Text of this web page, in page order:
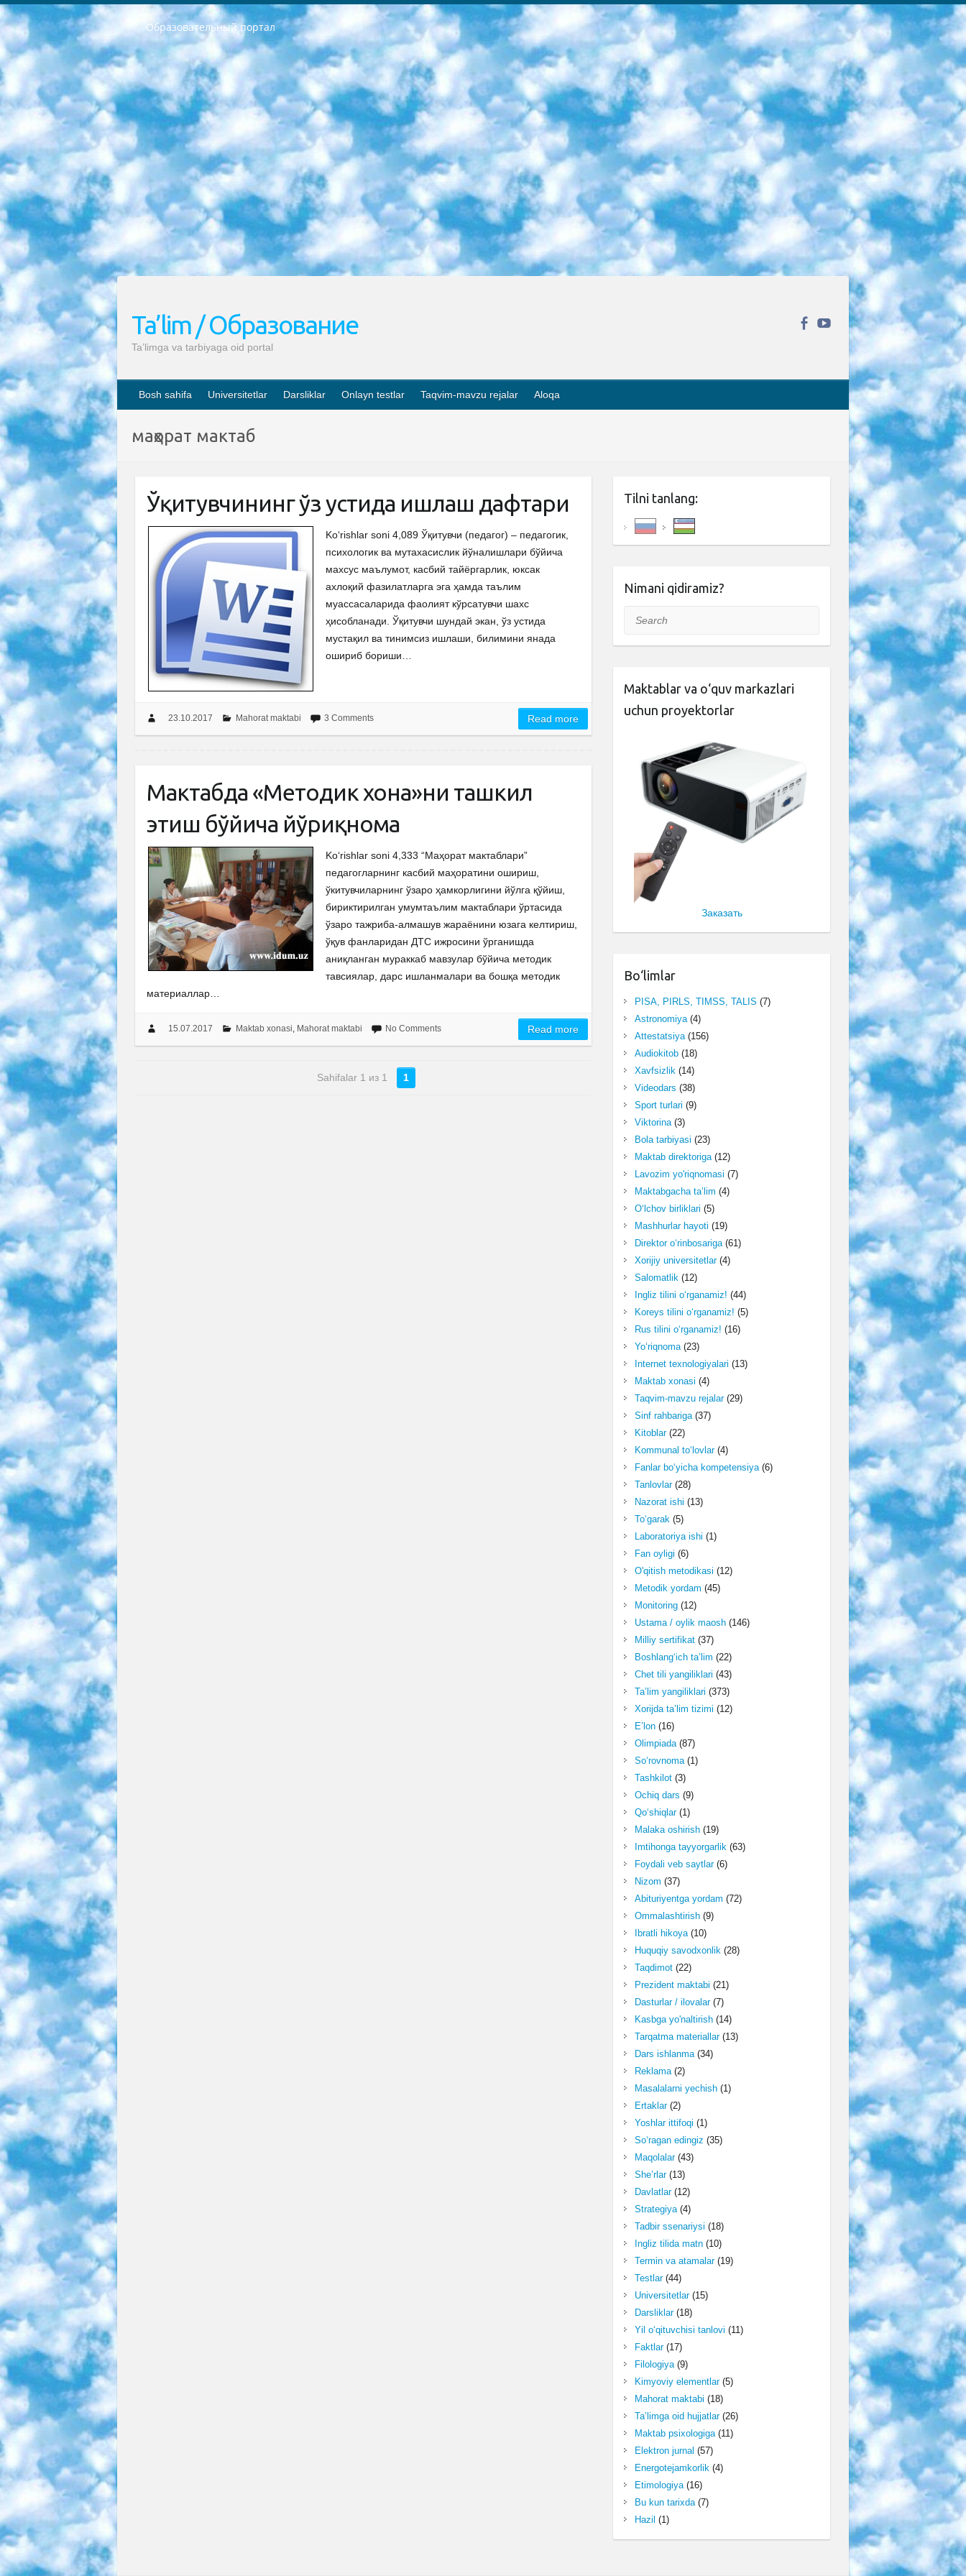
Образовательный портал
РЕСПУБЛИКА УЗБЕКИСТАН МИНИСТРЕРСТВО ДОШКОЛЬНОГО И ШКОЛЬНОГО ОБРАЗОВАНИЯ КОМАНДА в общеобразовательных учреждениях в 2023-2024 учебном году организация и проведение итоговой государственной аттестации обучающихся о Министра дошкольного и школьного образования Республики Узбекистан от 4 марта 2008 года (постановлением Минюста от 20 марта 2008 года № 1778 государственной регистрации) «Итоговое состояние учащихся общего среднего образования на основании положения об утверждении положения об аттестации общего среднего образования выпускной экзамен студентов в образовательных учреждениях в 2023-2024 учебном году В целях организации и прохождения аттестации приказываю: 1. Следующее: перечень предметов, по которым будет проводиться итоговая государственная аттестация и экзамен формы перевода согласно приложению 1; сертификаты международного образца, оценивающие уровень владения иностранными языками перечень согласно приложению 2; 2. Педагогический при специализированных образовательных учреждениях. научно-практический центр квалификации и международной оценки (Д.Давидова) 2024 г. До 25 марта: задания по предметам, по которым будет проводиться итоговая аттестация разработка и утверждение технических условий; итоговая аттестация на основании разработанного предметного задания разработка вопросов по предметам (устно и письменно), экзамен передача; общеобразовательные средние школы и специальные учебные заведения учащиеся выпускных классов школ и интернатов в агентской системе подготовка базы данных экзаменационных материалов и критериев оценки; перевод базы экзаменационных материалов на все языки обучения подать в Республиканский образовательный центр для изготовления; варианты экзаменов на основе разработанных контрольных материалов пусть будут поставлены задачи формирования. 3. Республиканский образовательный центр (Ш.Худайкулов) до 5 апреля 2024 года. до: база данных предоставленных экзаменационных материалов на все языки обучения перевод и экспертиза; для слепых, слабовидящих, глухих, слабослышащих и умственно отсталых детей учащиеся выпускных классов специализированных школ и школ-интернатов база данных экзаменационных материалов на всех преподаваемых языках подготовка критериев оценки; специализированные школы для умственно отсталых детей и технологии для учащихся выпускных классов школ-интернатов разработка соответствующих рекомендаций и критериев проведения ЕГЭ по естествознанию давать задания. 4. Педагогический при специализированных образовательных учреждениях. Научно-практический центр навыков и международной оценки (Д.Давидова), Республика образовательный центр (Худайкулов Ш.) итоговый государственный аттестационный экзамен ориентирован на творческое и логическое мышление при подготовке базы материалов учитывать введение заданий. 5. Следует отметить, что: сертификат государственного образца о знании общеобразовательного предмета и как минимум национальный уровень B1 по предметам на иностранных языках, указанным в Приложении 2. или международно признанный сертификат эквивалентного уровня студенты, изучающие определенный предмет, освобождаются от экзамена; по соответствующим предметам запланирована итоговая государственная аттестация за день до дня, путем жеребьевки Рабочей группой (в письменной форме по предметам, проводимым в форме) из числа сформированных вариантов выбрано 2 варианта; 2 выбранных варианта экзамена анонсированы на официальном сайте министерства и все выпускники по всей стране на основе этих вариантов проводит итоговую государственную аттестацию. 6. Государственное образование учащихся средних общеобразовательных учреждений. знания в соответствии с квалификационными требованиями, которые необходимо приобрести на основании стандартов итоговый (выпускной) контроль для 9 и 11 классов в целях тестирования Экзамены (далее – экзамены) состоят из предметов, перечисленных в приложении 1. будет сделано. 7. Экзамены пройдут с 26 мая по 15 июня 2024 г. (кроме науки физического воспитания). 8. Физическая для учащихся 9 классов общесредних образовательных учреждений. Экзамены по предмету «Образование, квалификация медицина» 1-6 мая 2024 года. сотрудники перевести под присмотр (с отклонениями в физическом или умственном развитии) специализированная школа для детей, школы-интернаты и со сколиозом школы-интернаты санаторного типа для больных детей исключены). 9. Он был слепым, слабовидящим и имел нарушения опорно-двигательного аппарата. экзамены в специализированных школах и интернатах для детей должны проводиться исходя из требований, предъявляемых к общеобразовательным учреждениям (физкультура кроме науки). 10. Специализированная школа для глухих и слабослышащих детей. и экзамены в интернатах и быть реализован в виде письменного теста по математике. 11. Специальность для умственно отсталых детей. Для 9 класса Родной язык и литературное письмо Государственный язык (язык обучения – узбекский). для неклассов) написано Математическое письмо Письменная/устная история Узбекистана Физическое воспитание практично Итоговый контроль Для 11 класса Написание родного языка и литературы (эссе) Математическое письмо Узбекский язык (обучение на узбекском языке) не посещающее общее среднее образование для учреждений)/Образовательное учреждение выбор письменный и устный Иностранный язык письменный/устный Письменная/устная история Узбекистана *По выбору студента:  Химия  Физика  Основы государственного права  География 10 бесплатных образовательных ресурсов - Мы составили подборку онлайн-проектов с интерактивными упражнениями, видеолекциями и статьями. Они помогут вам обрести новые и освежить старые знания бесплатно. 1. «ИНТУИТ» Старейшая образовательная площадка Рунета. Здесь вы найдёте сотни текстовых и видеокурсов на десятки различных тем — от программирования до психологии. Многие курсы подготовлены российскими университетами и крупными международными компаниями вроде Intel и Microsoft. Самостоятельное обучение бесплатное, но желающие могут оплатить услуги персональных наставников. 2. «Смартия» знакомит с актуальными профессиями и подсказывает, как им обучаться. Выбрав заинтересовавшую вас специальность — SMM-специалист, фотограф, веб-дизайнер или другую, — увидите список необходимых для неё умений. Чтобы вы могли освоить их самостоятельно, для каждого умения площадка отображает подборку ссылок на учебные материалы. Хотя «Смартия» ориентируется на русскоязычную аудиторию, часть контента всё же доступна только на английском. 3. «Лекторий Физтеха» Проект Московского физико-технического института (Физтеха). С его помощью вы можете смотреть онлайн серии лекций, записанные на видео в этом вузе. В числе доступных предметов — физика, биология, химия, информационные технологии и другие. К некоторым лекциям администрация ресурса прилагает готовые конспекты, которые можно скачивать в PDF-формате. 4. ITMOcourses Онлайн-площадка Санкт-Петербургского национального исследовательского университета информационных технологий, механики и оптики (ИТМО). Ресурс предоставляет свободный доступ к курсам, разработанным в этом вузе. Каталог материалов разбит на четыре категории: «Оптические системы и технологии», «Приборостроение и робототехника», «Информационные технологии» и «Биотехнологии». Курсы состоят из видеолекций, интерактивных демонстраций и заданий. 5. «КиберЛенинка» Электронная научная библиотека открытого доступа. Каталог площадки регулярно обрастает текстами статей из различных научных изданий. Сгруппированные по журналам и рубрикам публикации можно читать онлайн или скачивать целиком в PDF-формате. Проект нацелен на популяризацию науки за счёт открытого доступа к качественной информации. 6. «ПостНаука» На этом ресурсе публикуют подборки видеолекций, составленные экспертами из разных отраслей и объединённые общими темами. Среди них, к примеру, есть серии «Биоинформатика и геномика», «Культура средневековой Скандинавии» и Cinema Studies о теории кино. Каждая подборка лекций — логически связанная история, рассказанная экспертом от первого лица. Кроме того, на сайте появляются научно-образовательные статьи и тесты на разные темы. 7. «Newочём» Команда проекта «Newочём» отбирает самые интересные тексты из англоязычных СМИ и переводит те из них, за которые голосуют участники сообщества «ВКонтакте». По большей части это научно-популярные статьи. Редакторы придумывают лишь заголовки, в остальном содержание переводов соответствует оригиналам. Полные тексты можно читать прямо в социальной сети. 8. InternetUrok Онлайн-база материалов по основным дисциплинам школьной программы. Информация на сайте структурирована по классам, предметам и темам (урокам). Каждый урок состоит из видеолекций и конспектов. Есть также интерактивные тренажёры и тесты для закрепления пройденного материала. Даже если вы давно окончили школу, возможность повторить программу старших классов всегда может пригодиться. 9. Edutainme Ещё один ресурс об образовании. В отличие от Newtonew, как мне кажется, Edutainme больше ориентируется на представителей индустрии: педагогов, предпринимателей, разработчиков образовательных проектов. Но и любой, кто просто стремится к саморазвитию, найдёт на сайте много полезного и интересного для себя. Например, информацию о новых курсах и образовательных сервисах. 10. Newtonew Онлайн-медиа об образовании и обучении в широком смысле. Авторы Newtonew пишут об инструментах, заведениях, тактиках и стратегиях, которые помогают учить других и получать новые знания самостоятельно. На этой площадке вы найдёте новости, обзоры, аналитические мат
Ta’lim / Образование
Ta’limga va tarbiyaga oid portal
Bosh sahifa Universitetlar Darsliklar Onlayn testlar Taqvim-mavzu rejalar Aloqa
маҳорат мактаб
Ўқитувчининг ўз устида ишлаш дафтари
Ko‘rishlar soni 4,089 Ўқитувчи (педагог) – педагогик,
психологик ва мутахасислик йўналишлари бўйича
махсус маълумот, касбий тайёргарлик, юксак
ахлоқий фазилатларга эга ҳамда таълим
муассасаларида фаолият кўрсатувчи шахс
ҳисобланади. Ўқитувчи шундай экан, ўз устида
мустақил ва тинимсиз ишлаши, билимини янада
ошириб бориши…
23.10.2017 Mahorat maktabi 3 Comments Read more
Мактабда «Методик хона»ни ташкил
этиш бўйича йўриқнома
Ko‘rishlar soni 4,333 “Маҳорат мактаблари”
педагогларнинг касбий маҳоратини ошириш,
ўкитувчиларнинг ўзаро ҳамкорлигини йўлга қўйиш,
бириктирилган умумтаълим мактаблари ўртасида
ўзаро тажриба-алмашув жараёнини юзага келтириш,
ўқув фанларидан ДТС ижросини ўрганишда
аниқланган мураккаб мавзулар бўйича методик
тавсиялар, дарс ишланмалари ва бошқа методик
материаллар…
15.07.2017 Maktab xonasi, Mahorat maktabi No Comments Read more
Sahifalar 1 из 1 1
Tilni tanlang:
Nimani qidiramiz?
Search
Maktablar va o‘quv markazlari
uchun proyektorlar
Заказать
Bo‘limlar
PISA, PIRLS, TIMSS, TALIS (7)
Astronomiya(4)
Attestatsiya(156)
Audiokitob(18)
Xavfsizlik(14)
Videodars (38)
Sport turlari (9)
Viktorina(3)
Bola tarbiyasi (23)
Maktab direktoriga(12)
Lavozim yo'riqnomasi (7)
Maktabgacha ta’lim (4)
O‘lchov birliklari (5)
Mashhurlar hayoti (19)
Direktor o‘rinbosariga(61)
Xorijiy universitetlar(4)
Salomatlik(12)
Ingliz tilini o‘rganamiz! (44)
Koreys tilini o‘rganamiz! (5)
Rus tilini o‘rganamiz! (16)
Yo‘riqnoma(23)
Internet texnologiyalari (13)
Maktab xonasi (4)
Taqvim-mavzu rejalar(29)
Sinf rahbariga(37)
Kitoblar(22)
Kommunal to‘lovlar(4)
Fanlar bo‘yicha kompetensiya(6)
Tanlovlar(28)
Nazorat ishi (13)
To‘garak(5)
Laboratoriya ishi (1)
Fan oyligi (6)
O'qitish metodikasi (12)
Metodik yordam (45)
Monitoring(12)
Ustama / oylik maosh(146)
Milliy sertifikat(37)
Boshlang‘ich ta’lim (22)
Chet tili yangiliklari (43)
Ta’lim yangiliklari (373)
Xorijda ta’lim tizimi (12)
E’lon(16)
Olimpiada(87)
So‘rovnoma(1)
Tashkilot(3)
Ochiq dars (9)
Qo‘shiqlar(1)
Malaka oshirish(19)
Imtihonga tayyorgarlik(63)
Foydali veb saytlar(6)
Nizom (37)
Abituriyentga yordam (72)
Ommalashtirish(9)
Ibratli hikoya(10)
Huquqiy savodxonlik(28)
Taqdimot(22)
Prezident maktabi (21)
Dasturlar / ilovalar(7)
Kasbga yo'naltirish(14)
Tarqatma materiallar(13)
Dars ishlanma(34)
Reklama(2)
Masalalarni yechish(1)
Ertaklar(2)
Yoshlar ittifoqi (1)
So‘ragan edingiz (35)
Maqolalar(43)
She’rlar(13)
Davlatlar(12)
Strategiya(4)
Tadbir ssenariysi (18)
Ingliz tilida matn(10)
Termin va atamalar(19)
Testlar(44)
Universitetlar(15)
Darsliklar(18)
Yil o‘qituvchisi tanlovi (11)
Faktlar(17)
Filologiya(9)
Kimyoviy elementlar(5)
Mahorat maktabi (18)
Ta’limga oid hujjatlar(26)
Maktab psixologiga(11)
Elektron jurnal (57)
Energotejamkorlik(4)
Etimologiya(16)
Bu kun tarixda(7)
Hazil (1)